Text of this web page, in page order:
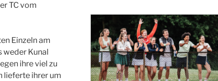
TC vom
Einzeln am
weder Kunal
ihre viel zu
lieferte ihrer um